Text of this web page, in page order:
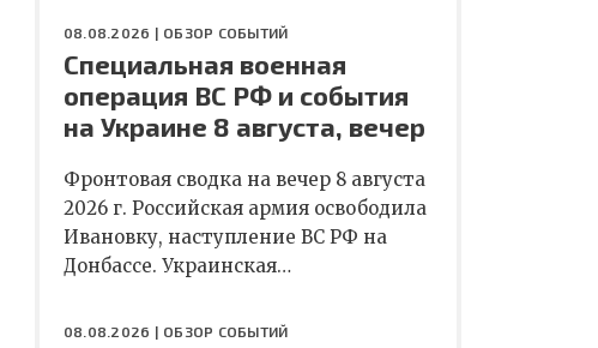
08.08.2026 | ОБЗОР СОБЫТИЙ
Специальная военная
операция ВС РФ и события
на Украине 8 августа, вечер
Фронтовая сводка на вечер 8 августа
2026 г. Российская армия освободила
Ивановку, наступление ВС РФ на
Донбассе. Украинская…
08.08.2026 | ОБЗОР СОБЫТИЙ